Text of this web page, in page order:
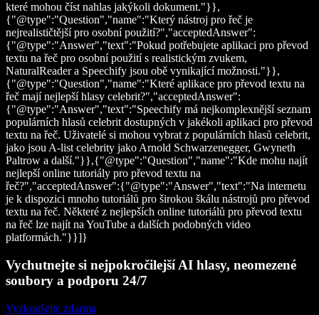
které mohou číst nahlas jakýkoli dokument."}},
{"@type":"Question","name":"Který nástroj pro řeč je
nejrealističtější pro osobní použití?","acceptedAnswer":
{"@type":"Answer","text":"Pokud potřebujete aplikaci pro převod
textu na řeč pro osobní použití s realistickým zvukem,
NaturalReader a Speechify jsou obě vynikající možnosti."}},
{"@type":"Question","name":"Které aplikace pro převod textu na
řeč mají nejlepší hlasy celebrit?","acceptedAnswer":
{"@type":"Answer","text":"Speechify má nejkomplexnější seznam
populárních hlasů celebrit dostupných v jakékoli aplikaci pro převod
textu na řeč. Uživatelé si mohou vybrat z populárních hlasů celebrit,
jako jsou A-list celebrity jako Arnold Schwarzenegger, Gwyneth
Paltrow a další."}},{"@type":"Question","name":"Kde mohu najít
nejlepší online tutoriály pro převod textu na
řeč?","acceptedAnswer":{"@type":"Answer","text":"Na internetu
je k dispozici mnoho tutoriálů pro širokou škálu nástrojů pro převod
textu na řeč. Některé z nejlepších online tutoriálů pro převod textu
na řeč lze najít na YouTube a dalších podobných video
platformách."}}]}
Vychutnejte si nejpokročilejší AI hlasy, neomezené
soubory a podporu 24/7
Vyzkoušejte zdarma